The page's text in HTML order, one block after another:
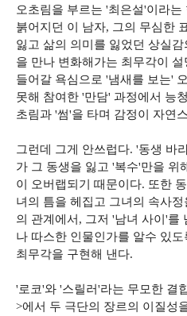
오초림을 부르는 '최은설'이라는
붉어지던 이 남자, 그의 무심한
잃고 삶의 의미를 잃었던 상실
을 만나 변화해가는 최무각이
들어갈 욕심으로 '냄새를 보는'
못해 참여한 '만담' 과정에서 능
초림과 '썸'을 타며 감정이 자연
그런데 그게 안쓰럽다. '동생 바
가 그 동생을 잃고 '복수'만을 위
이 오버랩되기 때문이다. 또한
녀의 틈을 헤집고 그녀의 속사
의 관계에서, 그저 '남녀 사이'를
나 따스한 인물인가를 알수 있
최무각을 구현해 낸다.
'로코'와 '스릴러'라는 무모한 결
>에서 두 극단의 장르의 이질성